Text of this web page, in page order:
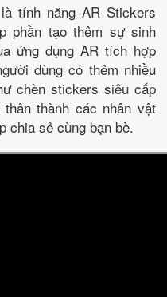
tính năng AR Stickers
phần tạo thêm sự sinh
ứng dụng AR tích hợp
dùng có thêm nhiều
chèn stickers siêu cấp
thành các nhân vật
chia sẻ cùng bạn bè.